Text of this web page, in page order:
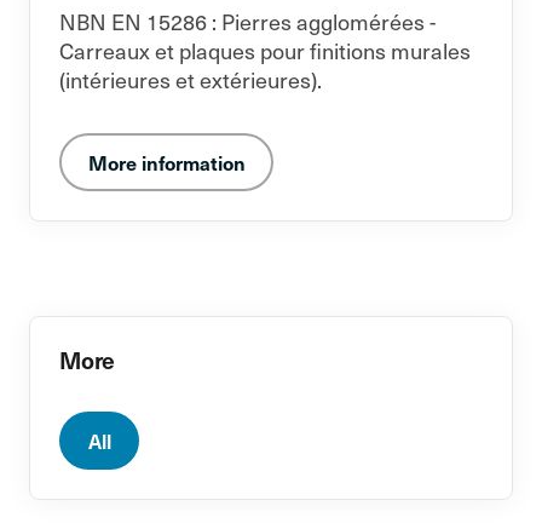
NBN EN 15286 : Pierres agglomérées -
Carreaux et plaques pour finitions murales
(intérieures et extérieures).
More information
More
All